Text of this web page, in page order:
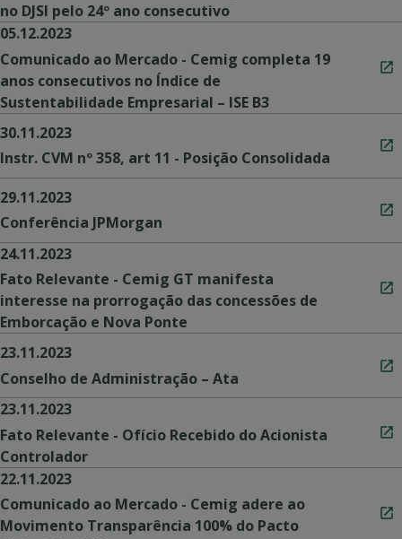
no DJSI pelo 24º ano consecutivo
05.12.2023
Comunicado ao Mercado - Cemig completa 19
anos consecutivos no Índice de
Sustentabilidade Empresarial – ISE B3
30.11.2023
Instr. CVM nº 358, art 11 - Posição Consolidada
29.11.2023
Conferência JPMorgan
24.11.2023
Fato Relevante - Cemig GT manifesta
interesse na prorrogação das concessões de
Emborcação e Nova Ponte
23.11.2023
Conselho de Administração – Ata
23.11.2023
Fato Relevante - Ofício Recebido do Acionista
Controlador
22.11.2023
Comunicado ao Mercado - Cemig adere ao
Movimento Transparência 100% do Pacto